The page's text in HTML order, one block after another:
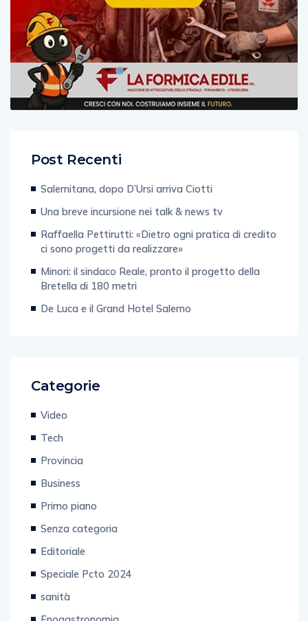
Post Recenti
Salernitana, dopo D’Ursi arriva Ciotti
Una breve incursione nei talk & news tv
Raffaella Pettirutti: «Dietro ogni pratica di credito
ci sono progetti da realizzare»
Minori: il sindaco Reale, pronto il progetto della
Bretella di 180 metri
De Luca e il Grand Hotel Salerno
Categorie
Video
Tech
Provincia
Business
Primo piano
Senza categoria
Editoriale
Speciale Pcto 2024
sanità